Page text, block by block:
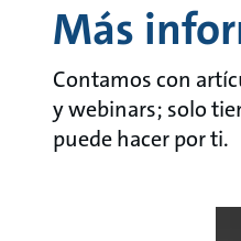
Más
Contamos con
y webinars; solo
puede hacer por ti.